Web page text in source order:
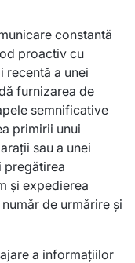
constantă
proactiv cu
recentă a unei
furnizarea de
semnificative
primirii unui
sau a unei
pregătirea
și expedierea
de urmărire și
a informațiilor